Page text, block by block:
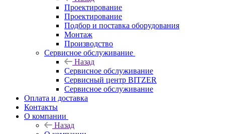
Проектирование
Проектирование
Подбор и поставка оборудования
Монтаж
Производство
Сервисное обслуживание
Назад
Сервисное обслуживание
Сервисный центр BITZER
Сервисное обслуживание
Оплата и доставка
Контакты
О компании
Назад